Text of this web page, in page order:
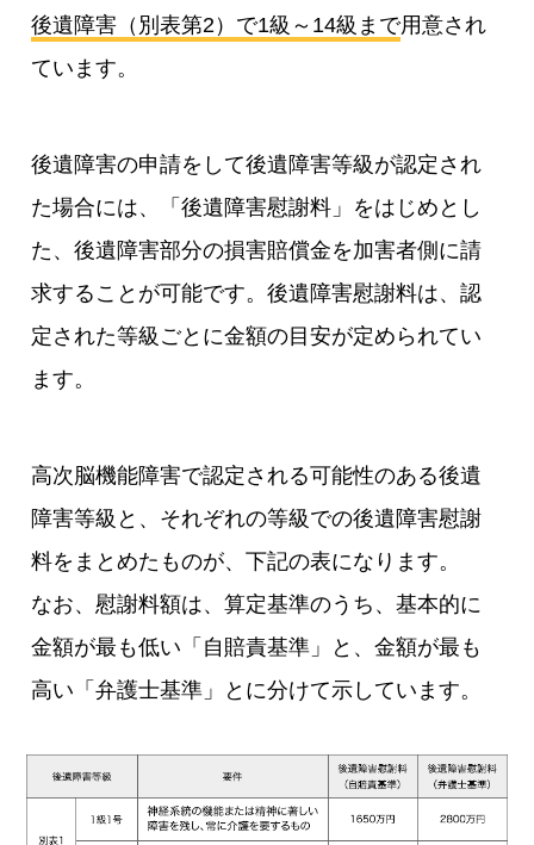
後遺障害（別表第2）で1級～14級まで用意され
ています。
後遺障害の申請をして後遺障害等級が認定され
た場合には、「後遺障害慰謝料」をはじめとし
た、後遺障害部分の損害賠償金を加害者側に請
求することが可能です。後遺障害慰謝料は、認
定された等級ごとに金額の目安が定められてい
ます。
高次脳機能障害で認定される可能性のある後遺
障害等級と、それぞれの等級での後遺障害慰謝
料をまとめたものが、下記の表になります。
なお、慰謝料額は、算定基準のうち、基本的に
金額が最も低い「自賠責基準」と、金額が最も
高い「弁護士基準」とに分けて示しています。